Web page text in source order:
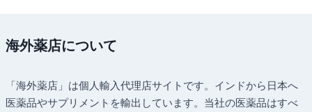
¥5,600
海外薬店について
「海外薬店」は個人輸入代理店サイトです。インドから日本へ
医薬品やサプリメントを輸出しています。当社の医薬品はすべ